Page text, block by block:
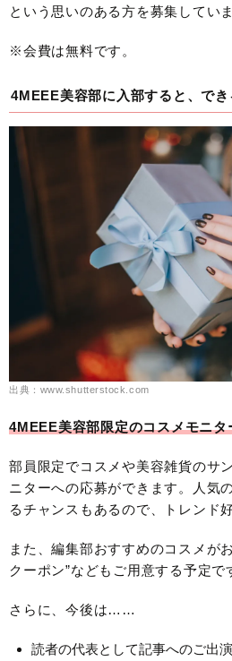
という思いのある方を募集していま
※会費は無料です。
4MEEE美容部に入部すると、でき
出典：www.shutterstock.com
4MEEE美容部限定のコスメモニタ
部員限定でコスメや美容雑貨のサ
ニターへの応募ができます。人気
るチャンスもあるので、トレンド
また、編集部おすすめのコスメが
クーポン”などもご用意する予定で
さらに、今後は……
読者の代表として記事へのご出演